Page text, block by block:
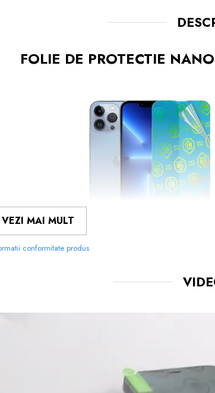
FOLIE DE PROTECTIE
MATERIALUL FOLOSIT IN
PE CARE O STIM CU TOTII, CI
VEZI MAI MULT
conformitate produs